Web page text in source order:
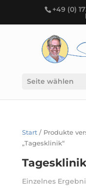
+49 (0)
Seite wählen
Start/ Produkte
„Tagesklinik“
Tagesklinik
Einzelnes